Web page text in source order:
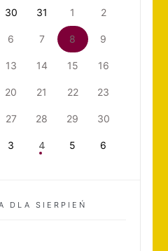
30 31 1 2
6 7 8 9
13 14 15 16
20 21 22 23
27 28 29 30
3 4 5 6
DLA SIERPIEŃ